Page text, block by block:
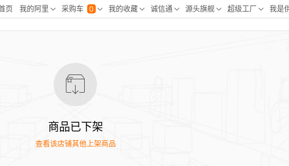
商品已下架
查看该店铺其他上架商品